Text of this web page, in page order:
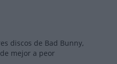
discos de Bad Bunny,
mejor a peor